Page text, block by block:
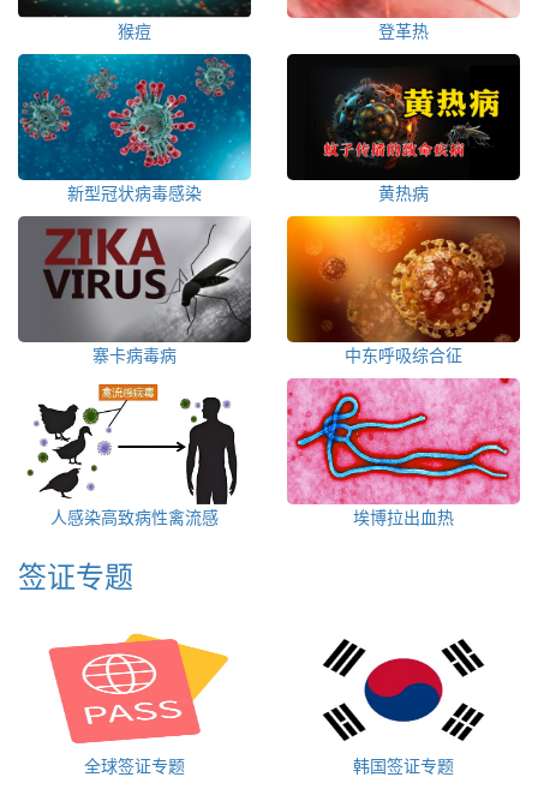
猴痘 登革热
新型冠状病毒感染 黄热病
寨卡病毒病 中东呼吸综合征
人感染高致病性禽流感 埃博拉出血热
签证专题
全球签证专题 韩国签证专题